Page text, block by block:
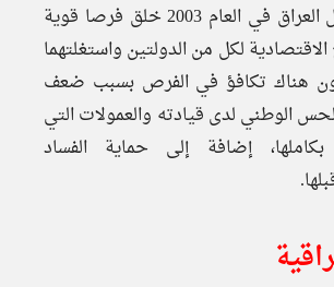
الواقع أن احتلال العراق في العام 2003 خلق فرصا قوية
لكل من الدولتين واستغلتهما
هناك تكافؤ في الفرص بسبب ضعف
الوطني لدى قيادته والعمولات التي
إضافة إلى حماية الفساد